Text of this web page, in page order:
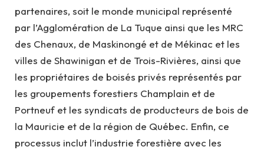
partenaires, soit le monde municipal représenté
par l’Agglomération de La Tuque ainsi que les MRC
des Chenaux, de Maskinongé et de Mékinac et les
villes de Shawinigan et de Trois-Rivières, ainsi que
les propriétaires de boisés privés représentés par
les groupements forestiers Champlain et de
Portneuf et les syndicats de producteurs de bois de
la Mauricie et de la région de Québec. Enfin, ce
processus inclut l’industrie forestière avec les